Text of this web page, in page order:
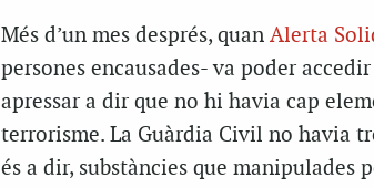
Més d’un mes després, quan Alerta
persones encausades- va poder
apressar a dir que no hi havia cap
terrorisme. La Guàrdia Civil no havia
és a dir, substàncies que